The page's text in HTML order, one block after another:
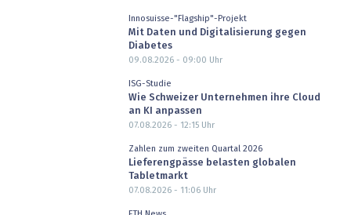
Innosuisse-"Flagship"-Projekt
Mit Daten und Digitalisierung gegen
Diabetes
09.08.2026 - 09:00 Uhr
ISG-Studie
Wie Schweizer Unternehmen ihre Cloud
an KI anpassen
07.08.2026 - 12:15Uhr
Zahlen zum zweiten Quartal 2026
Lieferengpässe belasten globalen
Tabletmarkt
07.08.2026 - 11:06Uhr